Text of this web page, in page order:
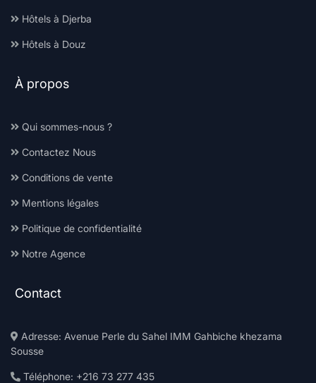
Hôtels à Djerba
Hôtels à Douz
À propos
Qui sommes-nous ?
Contactez Nous
Conditions de vente
Mentions légales
Politique de confidentialité
Notre Agence
Contact
Adresse: Avenue Perle du Sahel IMM Gahbiche khezama
Sousse
Téléphone: +216 73 277 435